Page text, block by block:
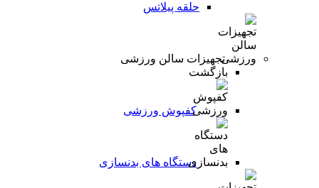
حلقه پیلاتس
تجهیزات سالن ورزشی
بازگشت
کفپوش ورزشی
دستگاه های بدنسازی